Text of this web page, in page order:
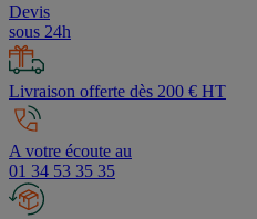
Devis
sous 24h
Livraison offerte dès 200 € HT
A votre écoute au
01 34 53 35 35